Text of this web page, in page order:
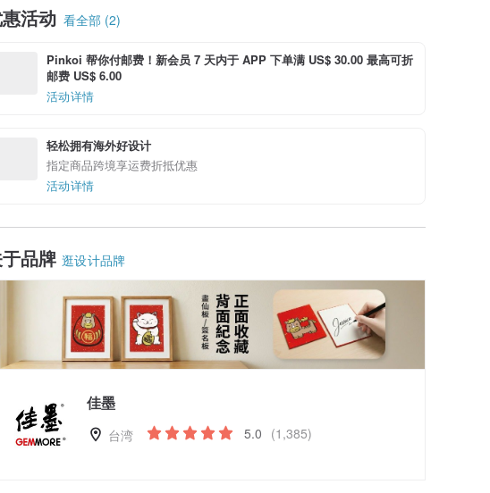
活动 看全部 (2)
Pinkoi 帮你付邮费！新会员 7 天内于 APP 下单满 US$ 30.00 最高可折
邮费 US$ 6.00
活动详情
轻松拥有海外好设计
指定商品跨境享运费折抵优惠
活动详情
品牌 逛设计品牌
佳墨
台湾 5.0 (1,385)